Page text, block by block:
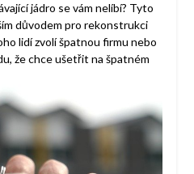
jádro se vám nelíbí? Tyto
důvodem pro rekonstrukci
lidí zvolí špatnou firmu nebo
že chce ušetřit na špatném